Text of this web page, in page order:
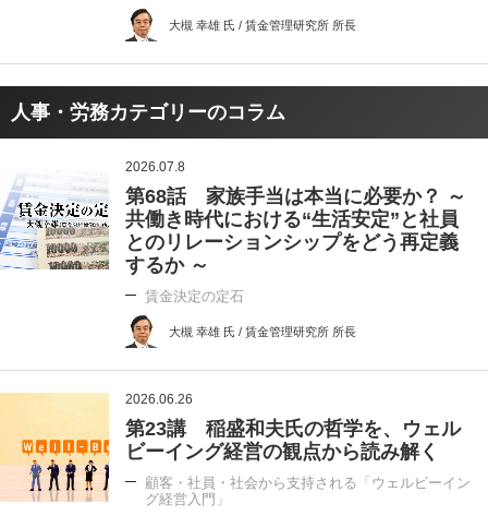
大槻 幸雄 氏 / 賃金管理研究所 所長
人事・労務カテゴリーのコラム
2026.07.8
第68話 家族手当は本当に必要か？ ～
共働き時代における“生活安定”と社員
とのリレーションシップをどう再定義
するか ～
賃金決定の定石
大槻 幸雄 氏 / 賃金管理研究所 所長
2026.06.26
第23講 稲盛和夫氏の哲学を、ウェル
ビーイング経営の観点から読み解く
顧客・社員・社会から支持される「ウェルビーイン
グ経営入門」